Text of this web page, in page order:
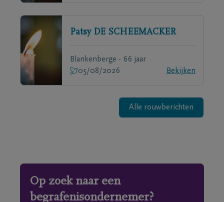
Patsy DE SCHEEMACKER
Blankenberge - 66 jaar
05/08/2026
Bekijken
Alle rouwberichten
Op zoek naar een
begrafenisondernemer?